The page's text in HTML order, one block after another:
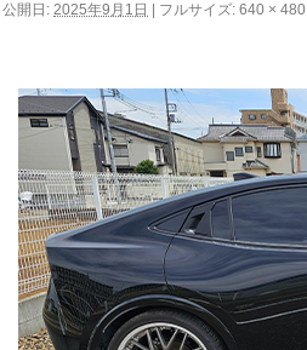
公開日: 2025年9月1日 フルサイズ: 640 × 480